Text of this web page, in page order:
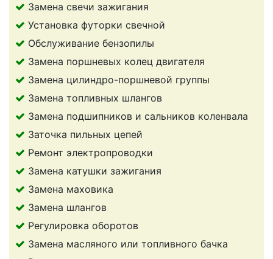
Замена свечи зажигания
Установка футорки свечной
Обслуживание бензопилы
Замена поршневых колец двигателя
Замена цилиндро-поршневой группы
Замена топливных шлангов
Замена подшипников и сальников коленвала
Заточка пильных цепей
Ремонт электропроводки
Замена катушки зажигания
Замена маховика
Замена шлангов
Регулировка оборотов
Замена масляного или топливного бачка